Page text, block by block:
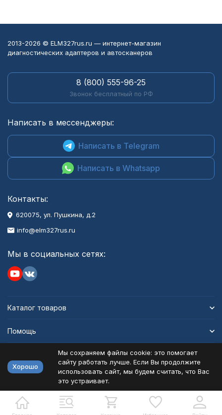
2013-2026 © ELM327rus.ru — интернет-магазин
диагностических адаптеров и автосканеров
8 (800) 555-96-25
Звонок бесплатный по РФ
Написать в мессенджеры:
Написать в Telegram
Написать в Whatsapp
Контакты:
620075, ул. Пушкина, д.2
info@elm327rus.ru
Мы в социальных сетях:
Каталог товаров
Помощь
Политика персональных данных
Разработано в bodysite.ru
Хорошо
Мы сохраняем файлы cookie: это помогает
сайту работать лучше. Если Вы продолжите
использовать сайт, мы будем считать, что Вас
это устраивает.